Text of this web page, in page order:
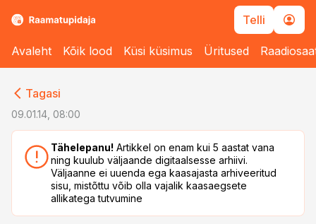
Telli
Avaleht Kõik lood Küsi küsimus Üritused
Tagasi
09.01.14, 08:00
Tähelepanu! Artikkel on enam kui 5 aastat vana
ning kuulub väljaande digitaalsesse arhiivi.
Väljaanne ei uuenda ega kaasajasta arhiveeritud
sisu, mistõttu võib olla vajalik kaasaegsete
allikatega tutvumine